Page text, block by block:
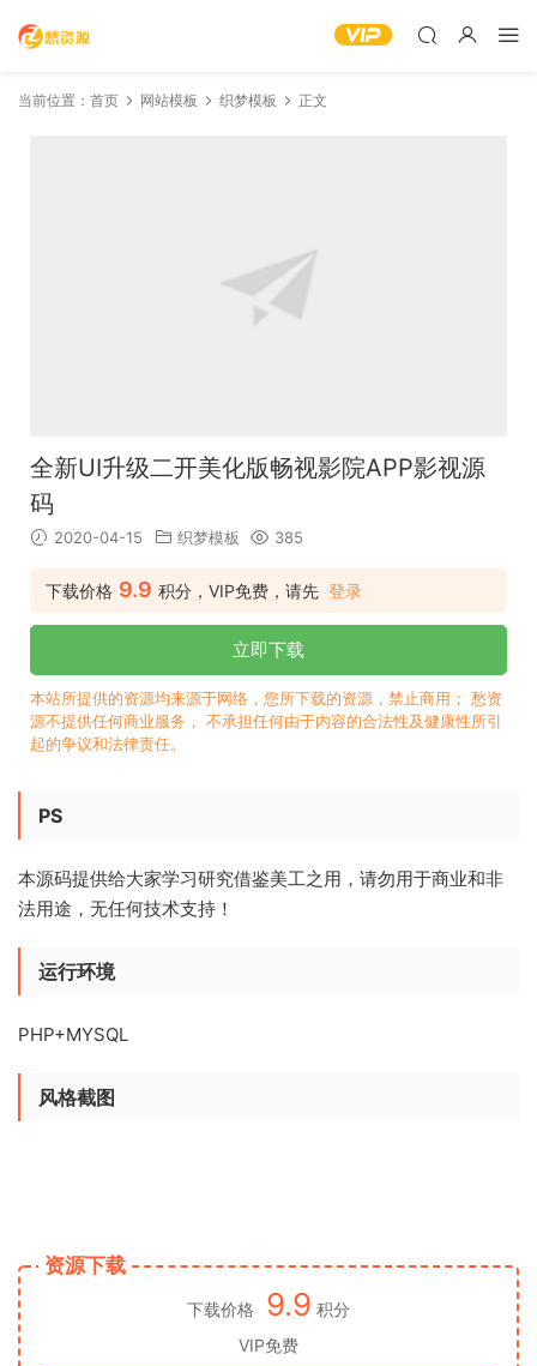
当前位置： 首页 网站模板 织梦模板 正文
全新UI升级二开美化版畅视影院APP影视源
码
2020-04-15 织梦模板 385
下载价格 9.9 积分，VIP免费，请先 登录
立即下载
本站所提供的资源均来源于网络，您所下载的资源，禁止商用； 愁资
源不提供任何商业服务， 不承担任何由于内容的合法性及健康性所引
起的争议和法律责任。
PS
本源码提供给大家学习研究借鉴美工之用，请勿用于商业和非
法用途，无任何技术支持！
运行环境
PHP+MYSQL
风格截图
资源下载
下载价格 9.9 积分
VIP免费